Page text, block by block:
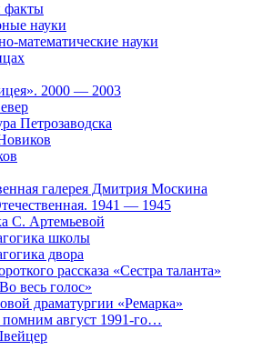
факты
науки
математические науки
2000 — 2003
Петрозаводска
галерея Дмитрия Москина
1941 — 1945
С. Артемьевой
школы
двора
рассказа «Сестра таланта»
весь голос»
драматургии «Ремарка»
август 1991-го…